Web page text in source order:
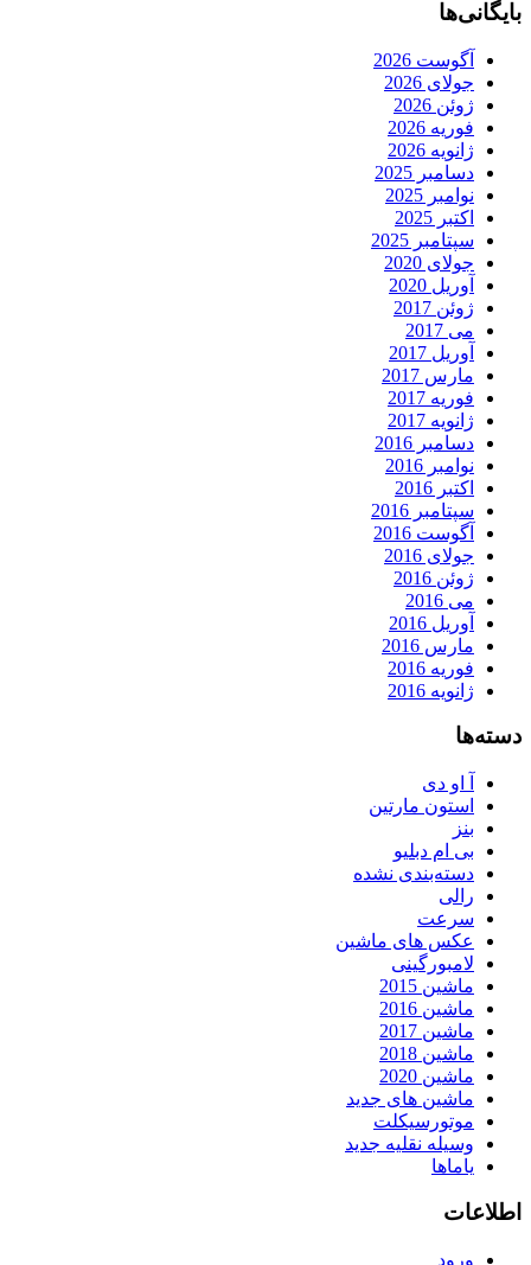
بایگانی‌ها
آگوست 2026
جولای 2026
ژوئن 2026
فوریه 2026
ژانویه 2026
دسامبر 2025
نوامبر 2025
اکتبر 2025
سپتامبر 2025
جولای 2020
آوریل 2020
ژوئن 2017
می 2017
آوریل 2017
مارس 2017
فوریه 2017
ژانویه 2017
دسامبر 2016
نوامبر 2016
اکتبر 2016
سپتامبر 2016
آگوست 2016
جولای 2016
ژوئن 2016
می 2016
آوریل 2016
مارس 2016
فوریه 2016
ژانویه 2016
دسته‌ها
آ او دی
استون مارتین
بنز
بی ام دبلیو
دسته‌بندی نشده
رالی
سرعت
عکس های ماشین
لامبورگینی
ماشین 2015
ماشین 2016
ماشین 2017
ماشین 2018
ماشین 2020
ماشین های جدید
موتورسیکلت
وسیله نقلیه جدید
یاماها
اطلاعات
ورود